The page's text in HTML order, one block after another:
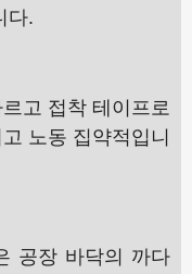
다.
고 접착 테이프로
노동 집약적입니
공장 바닥의 까다